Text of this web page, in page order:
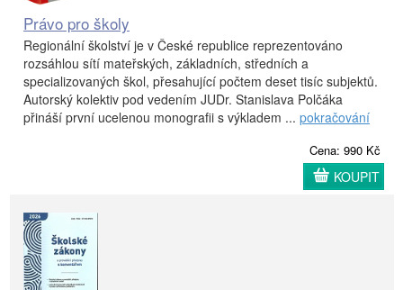
Právo pro školy
Regionální školství je v České republice reprezentováno
rozsáhlou sítí mateřských, základních, středních a
specializovaných škol, přesahující počtem deset tisíc subjektů.
Autorský kolektiv pod vedením JUDr. Stanislava Polčáka
přináší první ucelenou monografii s výkladem ... pokračování
Cena: 990 Kč
KOUPIT